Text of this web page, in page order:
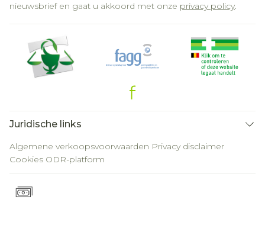
nieuwsbrief en gaat u akkoord met onze privacy policy.
Juridische links
Algemene verkoopsvoorwaarden Privacy disclaimer
Cookies ODR-platform